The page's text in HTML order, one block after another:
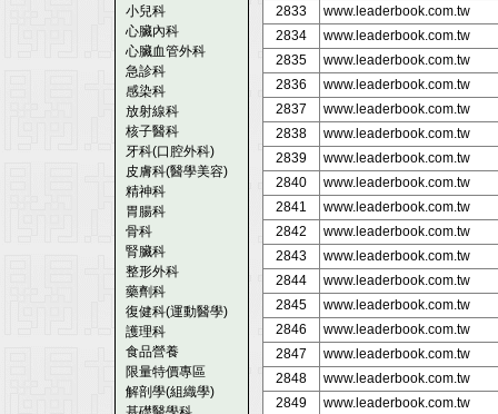
小兒科
心臟內科
心臟血管外科
急診科
感染科
放射線科
核子醫科
牙科(口腔外科)
皮膚科(醫學美容)
精神科
胃腸科
骨科
腎臟科
整形外科
藥劑科
復健科(運動醫學)
護理科
食品營養
限量特價專區
解剖學(組織學)
2833
www.leaderbook.com.tw
2834
www.leaderbook.com.tw
2835
www.leaderbook.com.tw
2836
www.leaderbook.com.tw
2837
www.leaderbook.com.tw
2838
www.leaderbook.com.tw
2839
www.leaderbook.com.tw
2840
www.leaderbook.com.tw
2841
www.leaderbook.com.tw
2842
www.leaderbook.com.tw
2843
www.leaderbook.com.tw
2844
www.leaderbook.com.tw
2845
www.leaderbook.com.tw
2846
www.leaderbook.com.tw
2847
www.leaderbook.com.tw
2848
www.leaderbook.com.tw
2849
www.leaderbook.com.tw